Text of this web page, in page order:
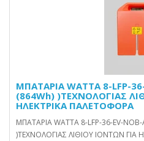
ΜΠΑΤΑΡΙΑ WATTA 8-LFP-
(864Wh) )ΤΕΧΝΟΛΟΓΙΑΣ
ΗΛΕΚΤΡΙΚΑ ΠΑΛΕΤΟΦΟΡΑ
ΜΠΑΤΑΡΙΑ WATTA 8-LFP-36-EV-
)ΤΕΧΝΟΛΟΓΙΑΣ ΛΙΘΙΟΥ ΙΟΝΤΩΝ ΓΙΑ